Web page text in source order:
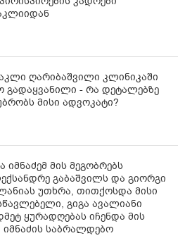
ღარიბაშვილი კლინიკაში
გადაყვანილი - რა დეტალებზე
მისი ადვოკატი?
იმნაძემ მის მეგობრებს
გაბაშვილს და გიორგი
უთხრა, თითქოსდა მისი
გიგა ავალიანი
ყურადღებას იჩენდა მის
იმნაძის საბრალდებო